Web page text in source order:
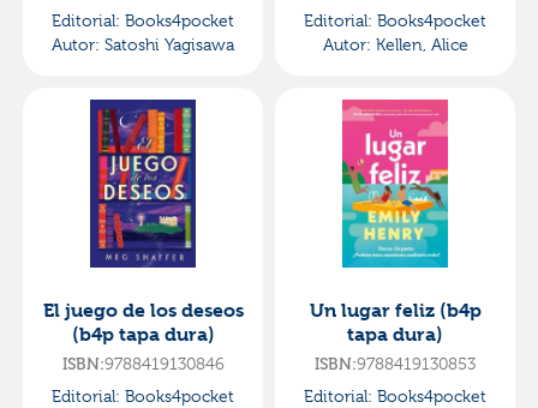
Editorial: Books4pocket
Autor: Satoshi Yagisawa
Editorial: Books4pocket
Autor: Kellen, Alice
El juego de los deseos
(b4p tapa dura)
ISBN:9788419130846
Editorial: Books4pocket
Un lugar feliz (b4p
tapa dura)
ISBN:9788419130853
Editorial: Books4pocket